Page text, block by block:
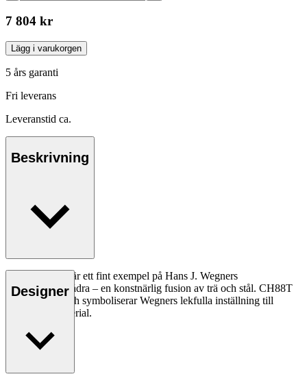
7 804 kr
Lägg i varukorgen
5 års garanti
Fri leverans
Leveranstid ca.
Beskrivning
Stolen CH88T är ett fint exempel på Hans J. Wegners
experimentella ådra – en konstnärlig fusion av trä och stål. CH88T
är mångsidig och symboliserar Wegners lekfulla inställning till
design och material.
Läs mer
Designer